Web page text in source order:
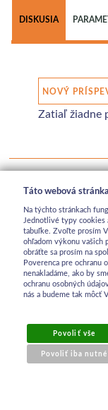
DISKUSIA
NOVÝ
Zatiaľ žiadne
Táto webová
Na týchto stránkach
Jednotlivé typy cookies
tabuľke. Zvoľte prosím
ohľadom výkonu vašich
obráťte sa prosím na
Poverenca pre ochranu
nenakladáme, ako by
ochranu osobných
nás a budeme tak môcť
Povoliť vše
Povoliť iba nutné